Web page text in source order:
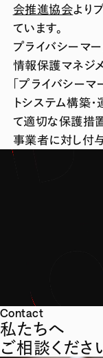
会推進協会より
ています。
プライバシーマ
情報保護マネジ
「プライバシー
トシステム構築
て適切な保護措
事業者に対し付
Contact
私たちへ
ご相談くださ